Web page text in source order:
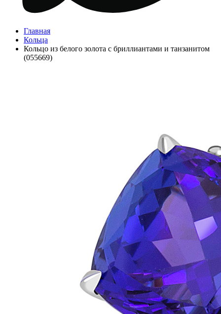
Главная
Кольца
Кольцо из белого золота с бриллиантами и танзанитом
(055669)